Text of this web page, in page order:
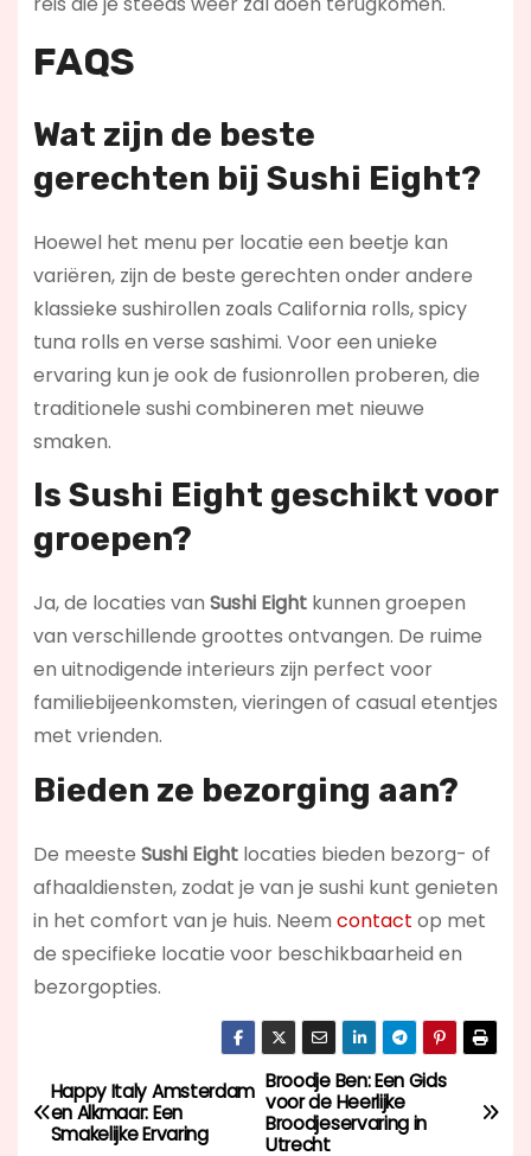
FAQS
Wat zijn de beste
gerechten bij Sushi Eight?
Hoewel het menu per locatie een beetje kan
variëren, zijn de beste gerechten onder andere
klassieke sushirollen zoals California rolls, spicy
tuna rolls en verse sashimi. Voor een unieke
ervaring kun je ook de fusionrollen proberen, die
traditionele sushi combineren met nieuwe
smaken.
Is Sushi Eight geschikt voor
groepen?
Ja, de locaties van Sushi Eightkunnen groepen
van verschillende groottes ontvangen. De ruime
en uitnodigende interieurs zijn perfect voor
familiebijeenkomsten, vieringen of casual etentjes
met vrienden.
Bieden ze bezorging aan?
De meeste Sushi Eightlocaties bieden bezorg- of
afhaaldiensten, zodat je van je sushi kunt genieten
in het comfort van je huis. Neem contact op met
de specifieke locatie voor beschikbaarheid en
bezorgopties.
B
e
Broodje Ben: Een Gids
voor de Heerlijke
Broodjeservaring in
Utrecht
Happy Italy Amsterdam
en Alkmaar: Een
Smakelijke Ervaring